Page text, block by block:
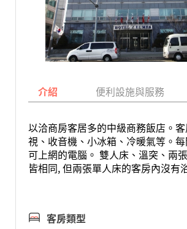
介紹 便利設施與服務
以洽商房客居多的中級商務飯店。
視、收音機、小冰箱、冷暖氣等。
可上網的電腦。 雙人床、溫突、兩
皆相同, 但兩張單人床的客房內沒有
客房類型